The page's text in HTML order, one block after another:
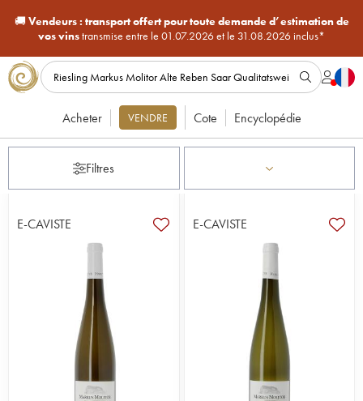
🚚Vendeurs : transport offert pour toute demande d’estimation de
vos vinstransmise entre le 01.07.2026 et le 31.08.2026 inclus*
Acheter VENDRE Cote Encyclopédie
Filtres
E-CAVISTE E-CAVISTE